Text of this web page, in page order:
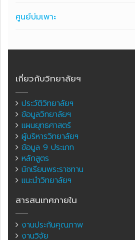
ศูนย์บ่มเพาะ
เกี่ยวกับวิทยาลัยฯ
ประวัติวิทยาลัยฯ
ข้อมูลวิทยาลัยฯ
แผนยุทธศาสตร์
ผู้บริหารวิทยาลัยฯ
ข้อมูล 9 ประเภท
หลักสูตร
นักเรียนพระราชทาน
แนะนำวิทยาลัยฯ
สารสนเทศภายใน
งานประกันคุณภาพ
งานวิจัย